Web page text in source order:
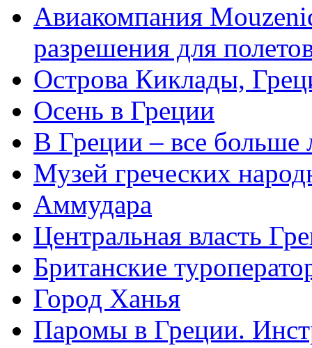
Авиакомпания
разрешения для
Острова Киклады,
Осень в Греции
В Греции – все больше
Музей греческих
Аммудара
Центральная власть
Британские
Город Ханья
Паромы в Греции.